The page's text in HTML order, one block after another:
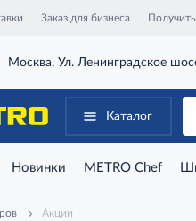
Заказ для бизнеса
Москва, Ул. Ленинградское
Каталог
Новинки METRO Chef
Акции